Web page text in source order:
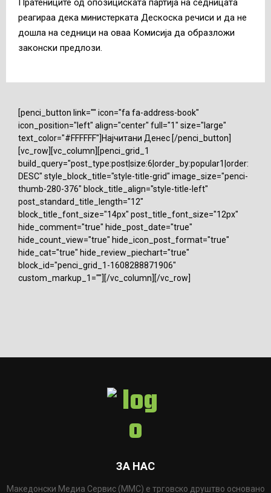
реагираа дека министерката Дескоска речиси и да не
дошла на седници на оваа Комисија да образложи
законски предлози.
[penci_button link="" icon="fa fa-address-book"
icon_position="left" align="center" full="1" size="large"
text_color="#FFFFFF"]Најчитани Денес [/penci_button]
[vc_row][vc_column][penci_grid_1
build_query="post_type:post|size:6|order_by:popular1|order:
DESC" style_block_title="style-title-grid" image_size="penci-
thumb-280-376" block_title_align="style-title-left"
post_standard_title_length="12"
block_title_font_size="14px" post_title_font_size="12px"
hide_comment="true" hide_post_date="true"
hide_count_view="true" hide_icon_post_format="true"
hide_cat="true" hide_review_piechart="true"
block_id="penci_grid_1-1608288871906"
custom_markup_1=""][/vc_column][/vc_row]
ЗА НАС
Македонски Медиа Сервис (ММС) е трговско друштво основано